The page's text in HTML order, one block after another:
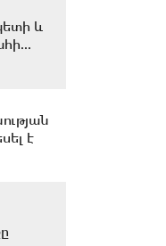
և
է